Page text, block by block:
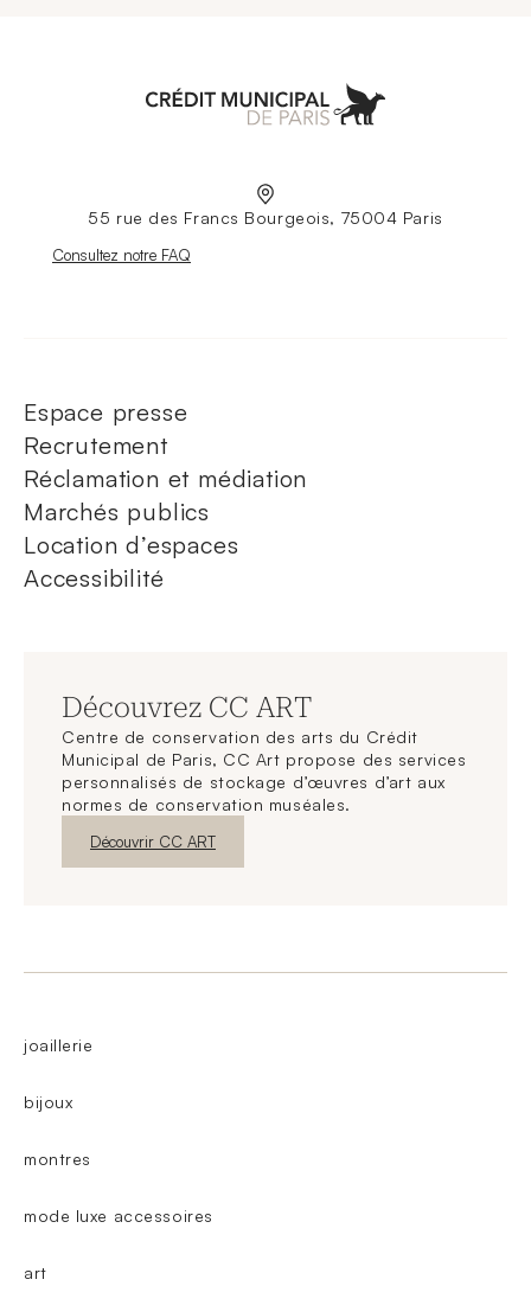
55 rue des Francs Bourgeois, 75004 Paris
Nouvelle fenêtre
Consultez notre FAQ
Espace presse
Recrutement
Réclamation et médiation
Marchés publics
Location d’espaces
Accessibilité
Découvrez CC ART
Centre de conservation des arts du Crédit
Municipal de Paris, CC Art propose des services
personnalisés de stockage d’œuvres d’art aux
normes de conservation muséales.
Nouvelle fenêtre
Découvrir CC ART
joaillerie
bijoux
montres
mode luxe accessoires
art